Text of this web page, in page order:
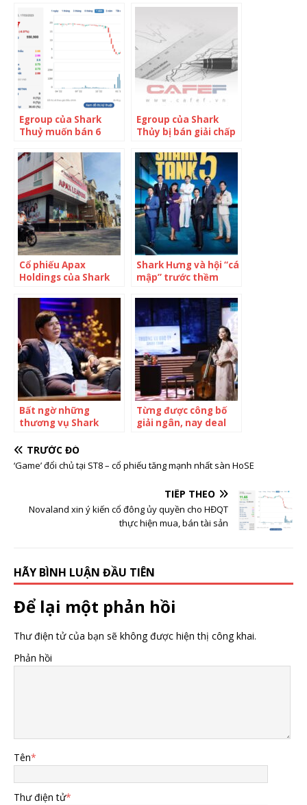
tâm Anh ngữ Apax
còi” do chậm nộp
Egroup của Shark
Thuỷ muốn bán 6
Holdings (IBC)
Egroup của Shark
Thủy bị bán giải chấp
vốn Apax Holdings đã
được sang tay trong
hơn 1 tháng
Cổ phiếu Apax
Holdings của Shark
bắt buộc trên HOSE
Shark Hưng và hội “cá
mập” trước thềm
Shark không phải là
người thừa tiền để
ném vào đấy các bạn
muốn dùng gì thì
dùng
Bất ngờ những
thương vụ Shark
‘ghế nóng’ Shark
Tank
Từng được công bố
giải ngân, nay deal
chính thức trở thành
cá mập không rót
Tank mùa 4
TRƯỚC ĐÓ
‘Game’ đổi chủ tại ST8 – cổ phiếu tăng mạnh nhất sàn HoSE
TIẾP THEO
Novaland xin ý kiến cổ đông ủy quyền cho HĐQT
thực hiện mua, bán tài sản
HÃY BÌNH LUẬN ĐẦU TIÊN
Để lại một phản hồi
Thư điện tử của bạn sẽ không được hiện thị công khai.
Phản hồi
Tên*
Thư điện tử*